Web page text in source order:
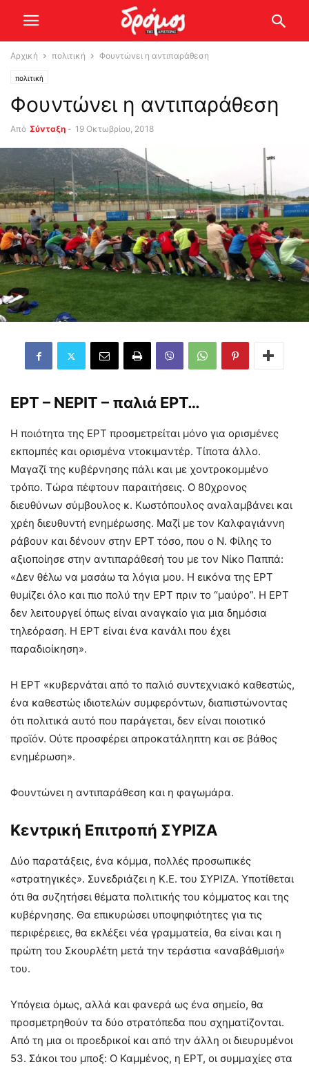
Αρχική πολιτική Φουντώνει η αντιπαράθεση
πολιτική
Φουντώνει η αντιπαράθεση
Από Σύνταξη - 19 Οκτωβρίου, 2018
ΕΡΤ – ΝΕΡΙΤ – παλιά ΕΡΤ…
Η ποιότητα της ΕΡΤ προσμετρείται μόνο για ορισμένες
εκπομπές και ορισμένα ντοκιμαντέρ. Τίποτα άλλο.
Μαγαζί της κυβέρνησης πάλι και με χοντροκομμένο
τρόπο. Τώρα πέφτουν παραιτήσεις. Ο 80χρονος
διευθύνων σύμβουλος κ. Κωστόπουλος αναλαμβάνει και
χρέη διευθυντή ενημέρωσης. Μαζί με τον Καλφαγιάννη
ράβουν και δένουν στην ΕΡΤ τόσο, που ο Ν. Φίλης το
αξιοποίησε στην αντιπαράθεσή του με τον Νίκο Παππά:
«Δεν θέλω να μασάω τα λόγια μου. Η εικόνα της ΕΡΤ
θυμίζει όλο και πιο πολύ την ΕΡΤ πριν το “μαύρο”. Η ΕΡΤ
δεν λειτουργεί όπως είναι αναγκαίο για μια δημόσια
τηλεόραση. Η ΕΡΤ είναι ένα κανάλι που έχει
παραδιοίκηση».
Η ΕΡΤ «κυβερνάται από το παλιό συντεχνιακό καθεστώς,
ένα καθεστώς ιδιοτελών συμφερόντων, διαπιστώνοντας
ότι πολιτικά αυτό που παράγεται, δεν είναι ποιοτικό
προϊόν. Ούτε προσφέρει απροκατάληπτη και σε βάθος
ενημέρωση».
Φουντώνει η αντιπαράθεση και η φαγωμάρα.
Κεντρική Επιτροπή ΣΥΡΙΖΑ
Δύο παρατάξεις, ένα κόμμα, πολλές προσωπικές
«στρατηγικές». Συνεδριάζει η Κ.Ε. του ΣΥΡΙΖΑ. Υποτίθεται
ότι θα συζητήσει θέματα πολιτικής του κόμματος και της
κυβέρνησης. Θα επικυρώσει υποψηφιότητες για τις
περιφέρειες, θα εκλέξει νέα γραμματεία, θα είναι και η
πρώτη του Σκουρλέτη μετά την τεράστια «αναβάθμισή»
του.
Υπόγεια όμως, αλλά και φανερά ως ένα σημείο, θα
προσμετρηθούν τα δύο στρατόπεδα που σχηματίζονται.
Από τη μια οι προεδρικοί και από την άλλη οι διευρυμένοι
53. Σάκοι του μποξ: Ο Καμμένος, η ΕΡΤ, οι συμμαχίες στα